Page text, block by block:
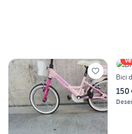
Bici
150